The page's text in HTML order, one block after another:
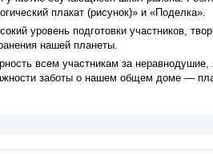
плакат (рисунок)» и «Поделка».
уровень подготовки участников,
нашей планеты.
всем участникам за
заботы о нашем общем доме —